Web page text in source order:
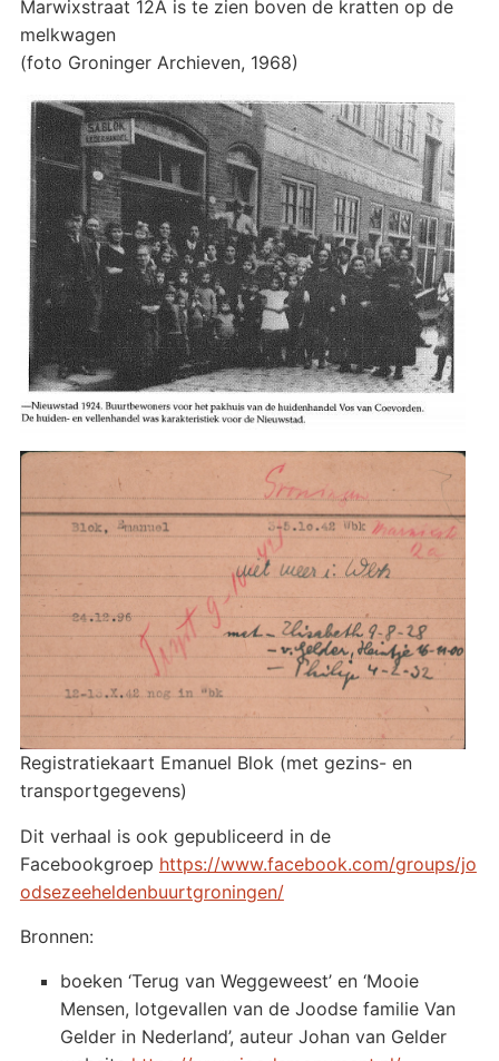
Marwixstraat 12A is te zien boven de kratten op de
melkwagen
(foto Groninger Archieven, 1968)
Registratiekaart Emanuel Blok (met gezins- en
transportgegevens)
Dit verhaal is ook gepubliceerd in de
Facebookgroep https://www.facebook.com/groups/jo
odsezeeheldenbuurtgroningen/
Bronnen:
boeken ‘Terug van Weggeweest’ en ‘Mooie
Mensen, lotgevallen van de Joodse familie Van
Gelder in Nederland’, auteur Johan van Gelder